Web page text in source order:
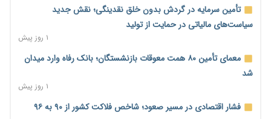
تأمین سرمایه در گردش بدون خلق نقدینگی؛ نقش جدید
سیاست‌های مالیاتی در حمایت از تولید
۱ روز پیش
معمای تأمین ۸۰ همت معوقات بازنشستگان؛ بانک رفاه وارد میدان
شد
۱ روز پیش
فشار اقتصادی در مسیر صعود؛ شاخص فلاکت کشور از ۹۰ به ۹۶